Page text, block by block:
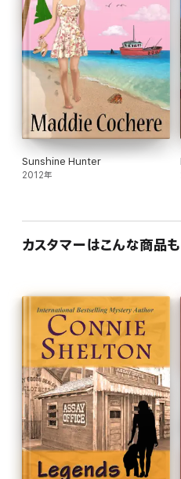
Sunshine Hunter
2012年
カスタマーはこんな商品